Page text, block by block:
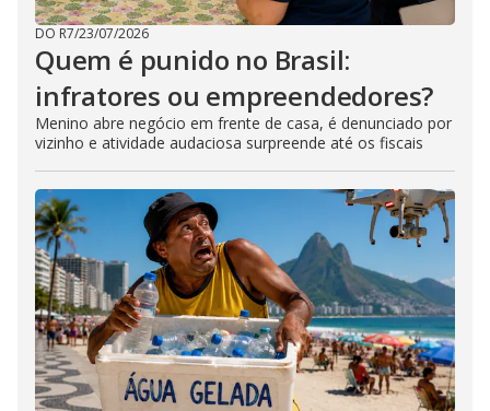
DO R7/23/07/2026
Quem é punido no Brasil:
infratores ou empreendedores?
Menino abre negócio em frente de casa, é denunciado por
vizinho e atividade audaciosa surpreende até os fiscais